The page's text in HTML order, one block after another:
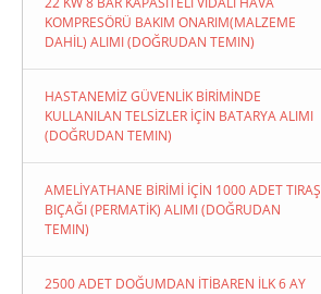
KOMPRESÖRÜ BAKIM ONARIM(MALZEME
DAHİL) ALIMI (DOĞRUDAN TEMIN)
HASTANEMİZ GÜVENLİK BİRİMİNDE
KULLANILAN TELSİZLER İÇİN BATARYA ALIMI
(DOĞRUDAN TEMIN)
AMELİYATHANE BİRİMİ İÇİN 1000 ADET TIRAŞ
BIÇAĞI (PERMATİK) ALIMI (DOĞRUDAN
TEMIN)
2500 ADET DOĞUMDAN İTİBAREN İLK 6 AY